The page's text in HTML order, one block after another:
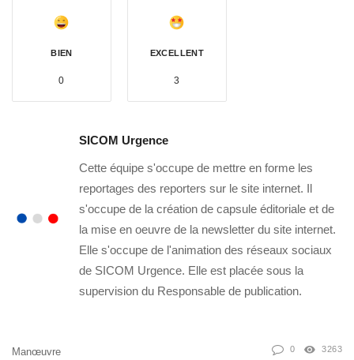
BIEN
0
EXCELLENT
3
SICOM Urgence
Cette équipe s'occupe de mettre en forme les
reportages des reporters sur le site internet. Il
s'occupe de la création de capsule éditoriale et de
la mise en oeuvre de la newsletter du site internet.
Elle s'occupe de l'animation des réseaux sociaux
de SICOM Urgence. Elle est placée sous la
supervision du Responsable de publication.
Manœuvre 0 3263